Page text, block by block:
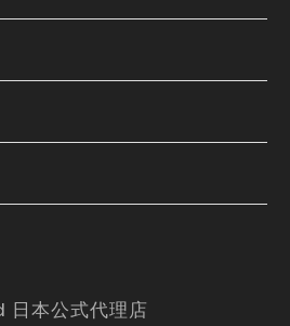
本公式代理店